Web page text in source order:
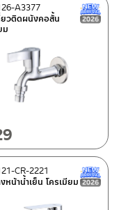
(7)
สินค้าใหม่ ปี 2026
วติดผนังคอสั้น
ม
A3377
สินค้าใหม่ ปี 2026
หน้าน้ำเย็น โครเมียม
CR-2221